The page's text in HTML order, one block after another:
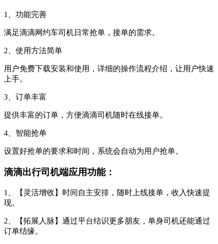
1、功能完善
满足滴滴网约车司机日常抢单，接单的需求。
2、使用方法简单
用户免费下载安装和使用，详细的操作流程介绍，让用户快速
上手。
3、订单丰富
提供丰富的订单，方便滴滴司机随时在线接单。
4、智能抢单
设置好抢单的要求和时间，系统会自动为用户抢单。
滴滴出行司机端应用功能：
1、【灵活增收】时间自主安排，随时上线接单，收入快速提
现。
2、【拓展人脉】通过平台结识更多朋友，单身司机还能通过
订单结缘。